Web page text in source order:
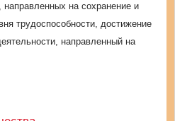
направленных на сохранение и
трудоспособности, достижение
направленный на